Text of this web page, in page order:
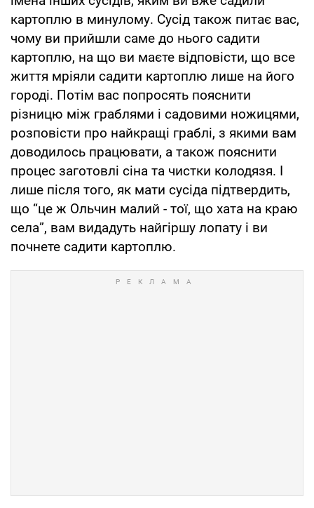
картоплю в минулому. Сусід також питає вас,
чому ви прийшли саме до нього садити
картоплю, на що ви маєте відповісти, що все
життя мріяли садити картоплю лише на його
городі. Потім вас попросять пояснити
різницю між граблями і садовими ножицями,
розповісти про найкращі граблі, з якими вам
доводилось працювати, а також пояснити
процес заготовлі сіна та чистки колодязя. І
лише після того, як мати сусіда підтвердить,
що “це ж Ольчин малий - тої, що хата на краю
села”, вам видадуть найгіршу лопату і ви
почнете садити картоплю.